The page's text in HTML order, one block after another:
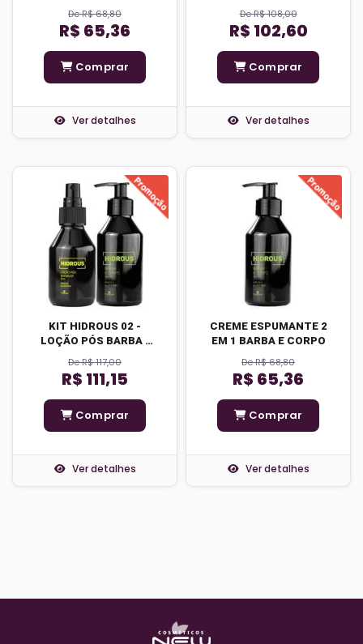
De R$ 68,80
R$ 65,36
Comprar
Ver detalhes
ESPUMANTE 2 EM 1
De R$ 108,00
R$ 102,60
Comprar
Ver detalhes
KIT HIDROUS 02 -
LOÇÃO PÓS BARBA -
CREME ESPUMANTE 2
EM 1
De R$ 117,00
R$ 111,15
Comprar
Ver detalhes
CREME ESPUMANTE 2
EM 1 BARBA E CORPO
De R$ 68,80
R$ 65,36
Comprar
Ver detalhes